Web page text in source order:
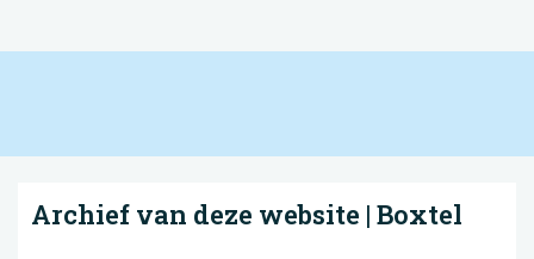
Archief van deze website | Boxtel